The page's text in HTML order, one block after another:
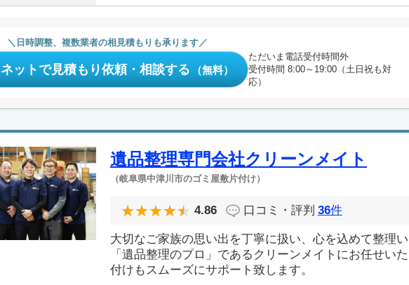
日時調整、複数業者の相見積もりも承ります
ネットで見積もり依頼・相談する （無料）
ただいま電話受付時間外
受付時間 8:00～19:00（土日祝も対
応）
遺品整理専門会社クリーンメイト
（岐阜県中津川市のゴミ屋敷片付け）
4.86 口コミ・評判 36件
大切なご家族の思い出を丁寧に扱い、心を込めて整理い
「遺品整理のプロ」であるクリーンメイトにお任せい
付けもスムーズにサポート致します。